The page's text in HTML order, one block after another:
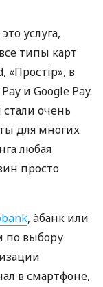
услуга,
типы карт
«Простір», в
и Google Pay.
очень
для многих
любая
просто
, àбанк или
по выбору
в смартфоне,